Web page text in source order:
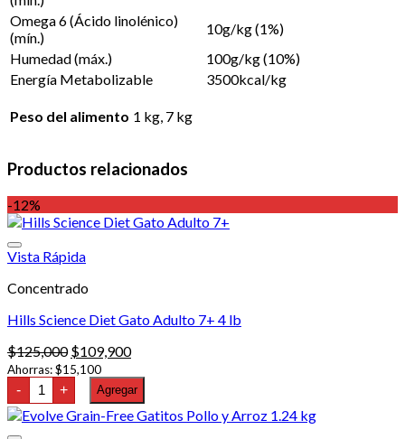
Omega 6 (Ácido linolénico)
(mín.)
10g/kg (1%)
Humedad (máx.)
100g/kg (10%)
Energía Metabolizable
3500kcal/kg
Peso del alimento 1 kg, 7 kg
Productos relacionados
-12%
Vista Rápida
Concentrado
Hills Science Diet Gato Adulto 7+ 4 lb
$125,000 El
precio
original
era:
$125,000.
$109,900El
actual
es:
$109,900.
Ahorras:$15,100
- Hills
Science
Diet
Gato
+ Agregar